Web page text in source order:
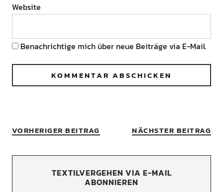
Website
Benachrichtige mich über neue Beiträge via E-Mail.
VORHERIGER BEITRAG NÄCHSTER BEITRAG
TEXTILVERGEHEN VIA E-MAIL
ABONNIEREN